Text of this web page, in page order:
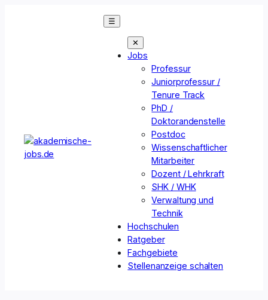
☰
✕
Jobs
Professur
Juniorprofessur /
Tenure Track
PhD /
Doktorandenstelle
Postdoc
Wissenschaftlicher
Mitarbeiter
Dozent / Lehrkraft
SHK / WHK
Verwaltung und
Technik
Hochschulen
Ratgeber
Fachgebiete
Stellenanzeige schalten